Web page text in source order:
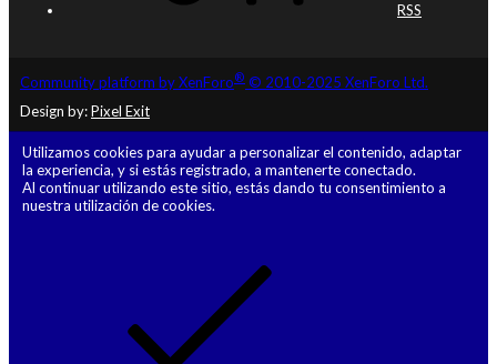
RSS
Community platform by XenForo® © 2010-2025 XenForo Ltd.
Design by:Pixel Exit
Utilizamos cookies para ayudar a personalizar el contenido, adaptar
la experiencia, y si estás registrado, a mantenerte conectado.
Al continuar utilizando este sitio, estás dando tu consentimiento a
nuestra utilización de cookies.